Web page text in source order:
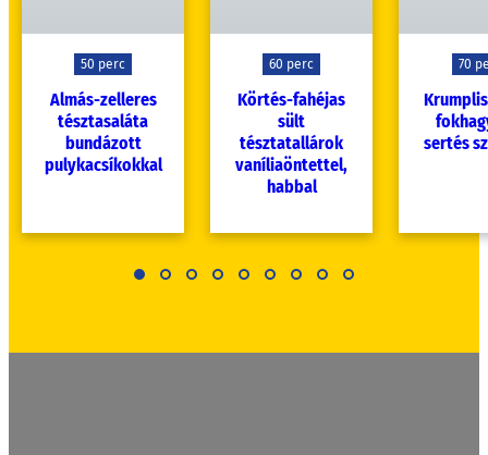
50 perc
Almás-zelleres
tésztasaláta
bundázott
pulykacsíkokkal
60 perc
Körtés-fahéjas
sült
tésztatallárok
vaníliaöntettel,
habbal
70
sertés